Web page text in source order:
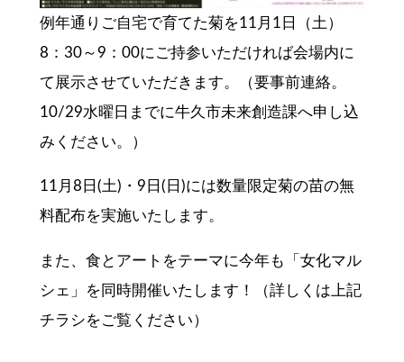
例年通りご自宅で育てた菊を11月1日（土）
8：30～9：00にご持参いただければ会場内に
て展示させていただきます。（要事前連絡。
10/29水曜日までに牛久市未来創造課へ申し込
みください。）
11月8日(土)・9日(日)には数量限定菊の苗の無
料配布を実施いたします。
また、食とアートをテーマに今年も「女化マル
シェ」を同時開催いたします！（詳しくは上記
チラシをご覧ください）